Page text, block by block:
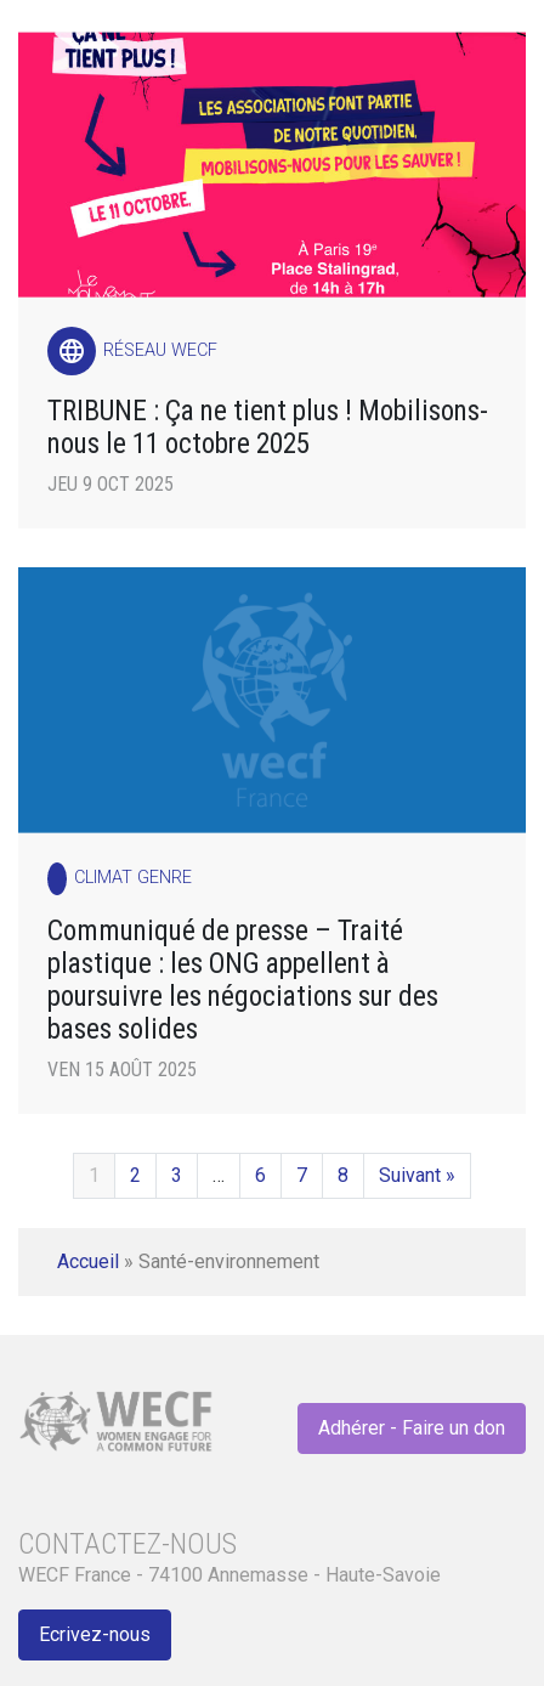
language RÉSEAU WECF
TRIBUNE : Ça ne tient plus ! Mobilisons-
nous le 11 octobre 2025
JEU 9 OCT 2025
CLIMAT GENRE
Communiqué de presse – Traité
plastique : les ONG appellent à
poursuivre les négociations sur des
bases solides
VEN 15 AOÛT 2025
1 2 3 … 6 7 8 Suivant »
Accueil » Santé-environnement
Adhérer - Faire un don
CONTACTEZ-NOUS
WECF France - 74100 Annemasse - Haute-Savoie
Ecrivez-nous